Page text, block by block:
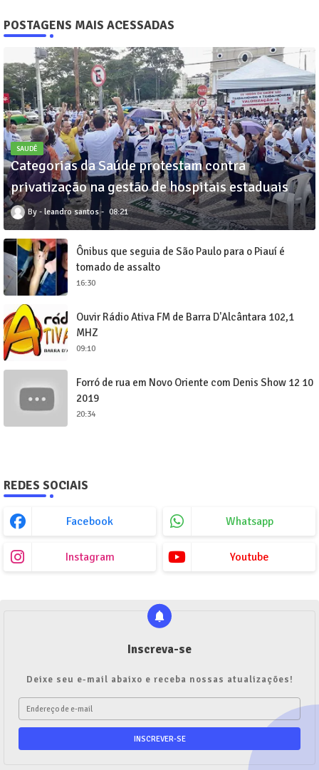
POSTAGENS MAIS ACESSADAS
SAUDÊ
Categorias da Saúde protestam contra
privatização na gestão de hospitais estaduais
leandro santos 08:21
Ônibus que seguia de São Paulo para o Piauí é
tomado de assalto
16:30
Ouvir Rádio Ativa FM de Barra D'Alcântara 102,1
MHZ
09:10
Forró de rua em Novo Oriente com Denis Show 12 10
2019
20:34
REDES SOCIAIS
Facebook Whatsapp
Instagram Youtube
Inscreva-se
Deixe seu e-mail abaixo e receba nossas atualizações!